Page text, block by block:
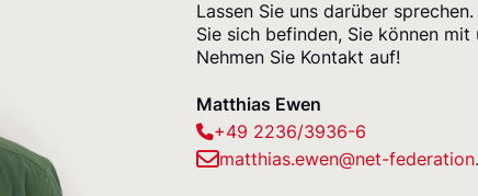
Lassen Sie uns darüber
Sie sich befinden, Sie können
Nehmen Sie Kontakt auf!
Matthias Ewen
+49 2236/3936-6
matthias.ewen@net-